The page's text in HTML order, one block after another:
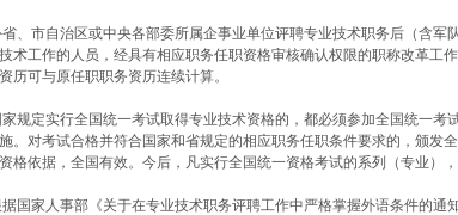
、市自治区或中央各部委所属企事业单位评聘专业技术职务后（含军
术工作的人员，经具有相应职务任职资格审核确认权限的职称改革工
历可与原任职职务资历连续计算。
规定实行全国统一考试取得专业技术资格的，都必须参加全国统一考
。对考试合格并符合国家和省规定的相应职务任职条件要求的，颁发
格依据，全国有效。今后，凡实行全国统一资格考试的系列（专业）
国家人事部《关于在专业技术职务评聘工作中严格掌握外语条件的通